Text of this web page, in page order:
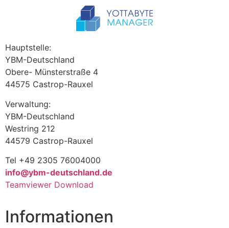
Hauptstelle:
YBM-Deutschland
Obere- Münsterstraße 4
44575 Castrop-Rauxel
Verwaltung:
YBM-Deutschland
Westring 212
44579 Castrop-Rauxel
Tel +49 2305 76004000
info@ybm-deutschland.de
Teamviewer Download
Informationen